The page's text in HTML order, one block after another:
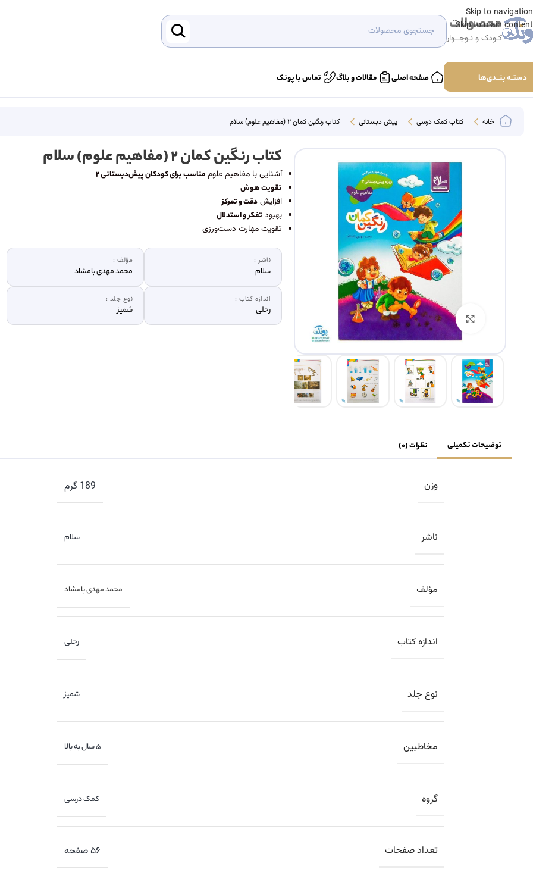
Skip to navigation
Skip to main content
محصولات
کـودک و نـوجــوان
دستــه بنـــدی‌ها صفحه اصلی مقالات و بلاگ تماس با پونک
خانه کتاب‌ کمک درسی پیش دبستانی کتاب رنگین کمان ۲ (مفاهیم علوم) سلام
بزرگنمایی تصویر
کتاب رنگین کمان ۲ (مفاهیم علوم) سلام
آشنایی با مفاهیم علوممناسب برای کودکان پیش‌دبستانی ۲
تقویت هوش
افزایشدقت و تمرکز
بهبود تفکر و استدلال
تقویت مهارت دست‌ورزی
ناشر :
سلام
مؤلف :
محمد مهدی بامشاد
اندازه کتاب :
رحلی
نوع جلد :
شمیز
توضیحات تکمیلی نظرات (0)
وزن 189 گرم
ناشر سلام
مؤلف محمد مهدی بامشاد
اندازه کتاب رحلی
نوع جلد شمیز
مخاطبین 5 سال به بالا
گروه کمک درسی
تعداد صفحات ۵۶ صفحه